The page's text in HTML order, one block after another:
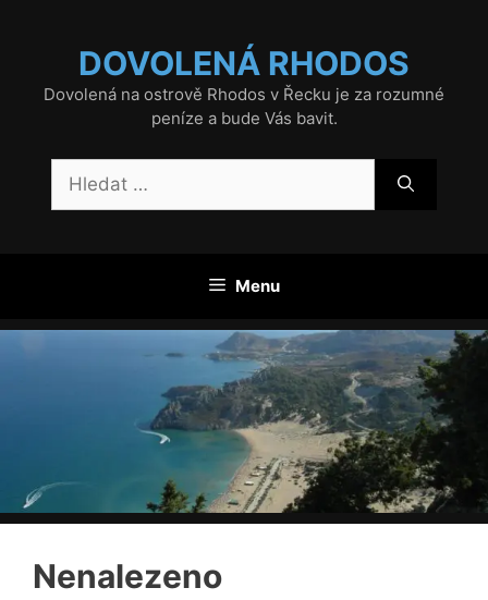
DOVOLENÁ RHODOS
Dovolená na ostrově Rhodos v Řecku je za rozumné
peníze a bude Vás bavit.
Menu
Nenalezeno